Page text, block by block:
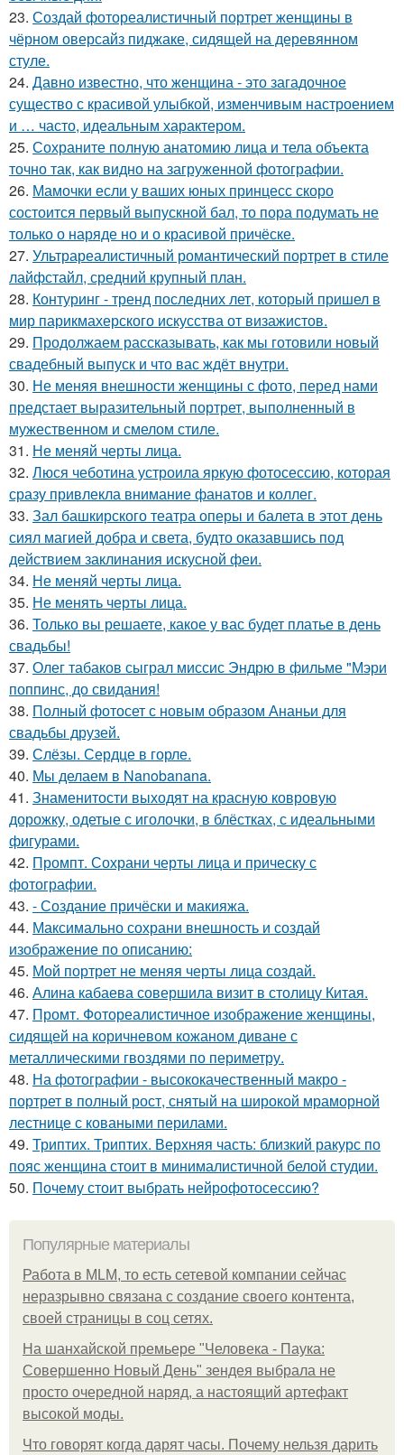
23. Создай фотореалистичный портрет женщины в
чёрном оверсайз пиджаке, сидящей на деревянном
стуле.
24. Давно известно, что женщина - это загадочное
существо с красивой улыбкой, изменчивым настроением
и … часто, идеальным характером.
25. Сохраните полную анатомию лица и тела объекта
точно так, как видно на загруженной фотографии.
26. Мамочки если у ваших юных принцесс скоро
состоится первый выпускной бал, то пора подумать не
только о наряде но и о красивой причёске.
27. Ультрареалистичный романтический портрет в стиле
лайфстайл, средний крупный план.
28. Контуринг - тренд последних лет, который пришел в
мир парикмахерского искусства от визажистов.
29. Продолжаем рассказывать, как мы готовили новый
свадебный выпуск и что вас ждёт внутри.
30. Не меняя внешности женщины с фото, перед нами
предстает выразительный портрет, выполненный в
мужественном и смелом стиле.
31. Не меняй черты лица.
32. Люся чеботина устроила яркую фотосессию, которая
сразу привлекла внимание фанатов и коллег.
33. Зал башкирского театра оперы и балета в этот день
сиял магией добра и света, будто оказавшись под
действием заклинания искусной феи.
34. Не меняй черты лица.
35. Не менять черты лица.
36. Только вы решаете, какое у вас будет платье в день
свадьбы!
37. Олег табаков сыграл миссис Эндрю в фильме "Мэри
поппинс, до свидания!
38. Полный фотосет с новым образом Ананьи для
свадьбы друзей.
39. Слёзы. Сердце в горле.
40. Мы делаем в Nanobanana.
41. Знаменитости выходят на красную ковровую
дорожку, одетые с иголочки, в блёстках, с идеальными
фигурами.
42. Промпт. Сохрани черты лица и прическу с
фотографии.
43. - Создание причёски и макияжа.
44. Максимально сохрани внешность и создай
изображение по описанию:
45. Мой портрет не меняя черты лица создай.
46. Алина кабаева совершила визит в столицу Китая.
47. Промт. Фотореалистичное изображение женщины,
сидящей на коричневом кожаном диване с
металлическими гвоздями по периметру.
48. На фотографии - высококачественный макро -
портрет в полный рост, снятый на широкой мраморной
лестнице с коваными перилами.
49. Триптих. Триптих. Верхняя часть: близкий ракурс по
пояс женщина стоит в минималистичной белой студии.
50. Почему стоит выбрать нейрофотосессию?
Популярные материалы
Работа в MLM, то есть сетевой компании сейчас
неразрывно связана с создание своего контента,
своей страницы в соц сетях.
На шанхайской премьере "Человека - Паука:
Совершенно Новый День" зендея выбрала не
просто очередной наряд, а настоящий артефакт
высокой моды.
Что говорят когда дарят часы. Почему нельзя дарить